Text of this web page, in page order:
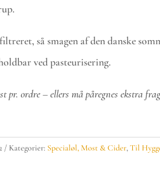
så smagen af den danske
ved pasteurisering.
pr. ordre – ellers må påregnes ekstra
Kategorier: Specialøl, Most & Cider,Til